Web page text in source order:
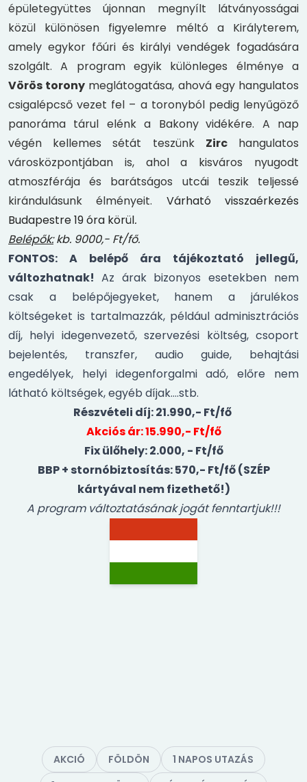
épületegyüttes újonnan megnyílt látványosságai
közül különösen figyelemre méltó a Királyterem,
amely egykor főúri és királyi vendégek fogadására
szolgált. A program egyik különleges élménye a
Vörös torony meglátogatása, ahová egy hangulatos
csigalépcső vezet fel – a toronyból pedig lenyűgöző
panoráma tárul elénk a Bakony vidékére. A nap
végén kellemes sétát teszünk Zirchangulatos
városközpontjában is, ahol a kisváros nyugodt
atmoszférája és barátságos utcái teszik teljessé
kirándulásunk élményeit. Várható visszaérkezés
Budapestre 19 óra körül.
Belépők:kb. 9000,- Ft/fő.
FONTOS: A belépő ára tájékoztató jellegű,
változhatnak! Az árak bizonyos esetekben nem
csak a belépőjegyeket, hanem a járulékos
költségeket is tartalmazzák, például adminisztrációs
díj, helyi idegenvezető, szervezési költség, csoport
bejelentés, transzfer, audio guide, behajtási
engedélyek, helyi idegenforgalmi adó, előre nem
látható költségek, egyéb díjak….stb.
Részvételi díj: 21.990,- Ft/fő
Akciós ár: 15.990,- Ft/fő
Fix ülőhely: 2.000, - Ft/fő
BBP + stornóbiztosítás: 570,- Ft/fő (SZÉP
kártyával nem fizethető!)
A program változtatásának jogát fenntartjuk!!!
AKCIÓ FÖLDÖN
1 NAPOS UTAZÁS